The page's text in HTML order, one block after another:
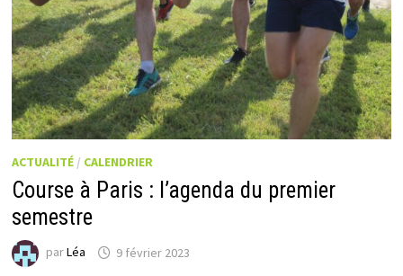
ACTUALITÉ / CALENDRIER
Course à Paris : l’agenda du premier
semestre
parLéa 9 février 2023